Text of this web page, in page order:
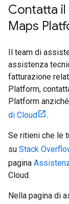
Contatta
Maps
Il team di
assistenza
fatturazione
Platform,
Platform
di Cloud
.
Se ritieni che le
su Stack
pagina
Cloud.
Nella pagina di